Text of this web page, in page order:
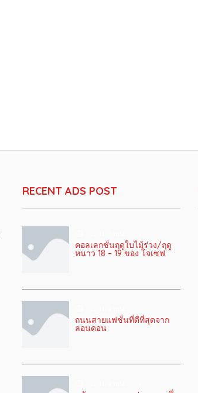
RECENT ADS POST
คอลเลกชั่นฤดูใบไม้ร่วง/ฤดู
หนาว 18 – 19 ของ โจเซฟ
ถนนสายแฟชั่นที่ดีที่สุดจาก
ลอนดอน